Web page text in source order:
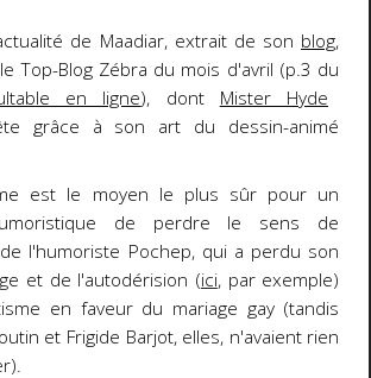
de Maadiar, extrait de son blog,
Top-Blog Zébra du mois d'avril (p.3 du
en ligne), dont Mister Hyde
grâce à son art du dessin-animé
est le moyen le plus sûr pour un
de perdre le sens de
l'humoriste Pochep, qui a perdu son
et de l'autodérision (ici, par exemple)
en faveur du mariage gay (tandis
et Frigide Barjot, elles, n'avaient rien